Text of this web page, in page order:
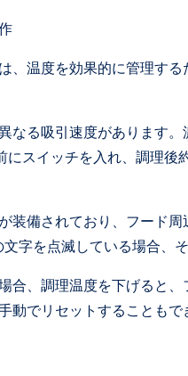
、温度を効果的に管理す
なる吸引速度があります
スイッチを入れ、調理
装備されており、フード
字を点滅している場合、
合、調理温度を下げると
でリセットすることもで